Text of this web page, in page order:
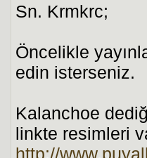
Sn. Krmkrc;
Öncelikle
edin isterseniz.
Kalanchoe
linkte resimleri
http://